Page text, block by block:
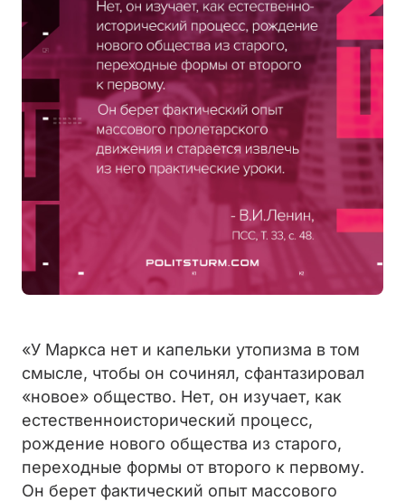
«У Маркса нет и капельки утопизма в том
смысле, чтобы он сочинял, сфантазировал
«новое» общество. Нет, он изучает, как
естественноисторический процесс,
рождение нового общества из старого,
переходные формы от второго к первому.
Он берет фактический опыт массового